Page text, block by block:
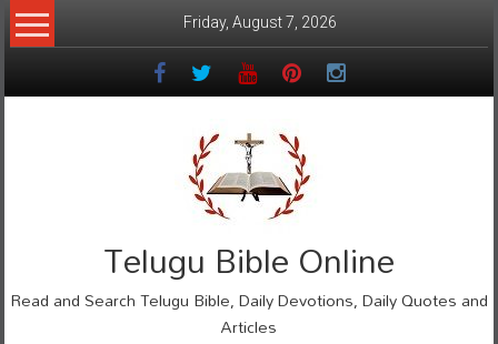
Skip
to
Friday, August 7, 2026
Telugu Bible Online
Read and Search Telugu Bible, Daily Devotions, Daily Quotes and
Articles